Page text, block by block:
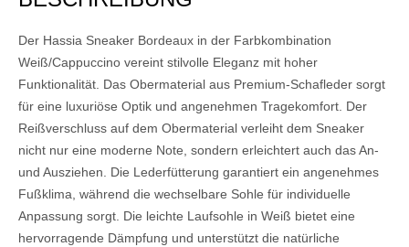
Der Hassia Sneaker Bordeaux in der Farbkombination
Weiß/Cappuccino vereint stilvolle Eleganz mit hoher
Funktionalität. Das Obermaterial aus Premium-Schafleder sorgt
für eine luxuriöse Optik und angenehmen Tragekomfort. Der
Reißverschluss auf dem Obermaterial verleiht dem Sneaker
nicht nur eine moderne Note, sondern erleichtert auch das An-
und Ausziehen. Die Lederfütterung garantiert ein angenehmes
Fußklima, während die wechselbare Sohle für individuelle
Anpassung sorgt. Die leichte Laufsohle in Weiß bietet eine
hervorragende Dämpfung und unterstützt die natürliche